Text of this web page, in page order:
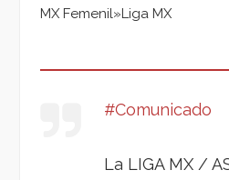
MX Femenil»Liga MX
#Comunicado
La LIGA MX /